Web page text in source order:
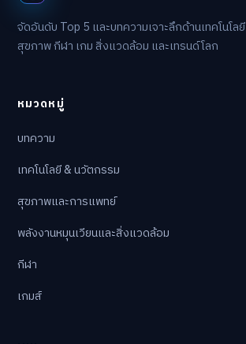
จัดอันดับ Top 5 และบทความเจาะลึกด้านเทคโนโลยี
สุขภาพ กีฬา เกม สิ่งแวดล้อม และเทรนด์โลก
หมวดหมู่
บทความ
เทคโนโลยี & นวัตกรรม
สุขภาพและการแพทย์
พลังงานหมุนเวียนและสิ่งแวดล้อม
กีฬา
เกมส์